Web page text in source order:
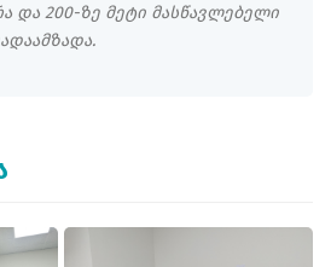
და 200-ზე მეტი მასწავლებელი